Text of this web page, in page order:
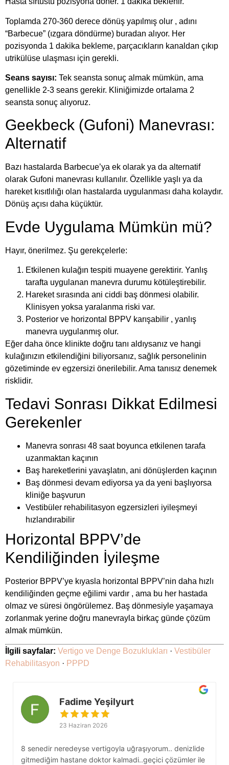
Toplamda 270-360 derece dönüş yapılmış olur , adını
“Barbecue” (ızgara döndürme) buradan alıyor. Her
pozisyonda 1 dakika bekleme, parçacıkların kanaldan çıkıp
utrikülüse ulaşması için gerekli.
Seans sayısı: Tek seansta sonuç almak mümkün, ama
genellikle 2-3 seans gerekir. Kliniğimizde ortalama 2
seansta sonuç alıyoruz.
Geekbeck (Gufoni) Manevrası:
Alternatif
Bazı hastalarda Barbecue’ya ek olarak ya da alternatif
olarak Gufoni manevrası kullanılır. Özellikle yaşlı ya da
hareket kısıtlılığı olan hastalarda uygulanması daha kolaydır.
Dönüş açısı daha küçüktür.
Evde Uygulama Mümkün mü?
Hayır, önerilmez. Şu gerekçelerle:
Etkilenen kulağın tespiti muayene gerektirir. Yanlış
tarafta uygulanan manevra durumu kötüleştirebilir.
Hareket sırasında ani ciddi baş dönmesi olabilir.
Klinisyen yoksa yaralanma riski var.
Posterior ve horizontal BPPV karışabilir , yanlış
manevra uygulanmış olur.
Eğer daha önce klinikte doğru tanı aldıysanız ve hangi
kulağınızın etkilendiğini biliyorsanız, sağlık personelinin
gözetiminde ev egzersizi önerilebilir. Ama tanısız denemek
risklidir.
Tedavi Sonrası Dikkat Edilmesi
Gerekenler
Manevra sonrası 48 saat boyunca etkilenen tarafa
uzanmaktan kaçının
Baş hareketlerini yavaşlatın, ani dönüşlerden kaçının
Baş dönmesi devam ediyorsa ya da yeni başlıyorsa
kliniğe başvurun
Vestibüler rehabilitasyon egzersizleri iyileşmeyi
hızlandırabilir
Horizontal BPPV’de
Kendiliğinden İyileşme
Posterior BPPV’ye kıyasla horizontal BPPV’nin daha hızlı
kendiliğinden geçme eğilimi vardır , ama bu her hastada
olmaz ve süresi öngörülemez. Baş dönmesiyle yaşamaya
zorlanmak yerine doğru manevrayla birkaç günde çözüm
almak mümkün.
İlgili sayfalar: Vertigo ve Denge Bozuklukları · Vestibüler
Rehabilitasyon · PPPD
Fadime Yeşilyurt
23 Haziran 2026
8 senedir neredeyse vertigoyla uğraşıyorum.. denizlide
gitmediğim hastane doktor kalmadi..geçici çözümler ile